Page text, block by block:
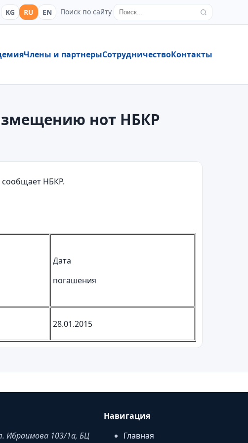
KG RU EN Поиск по сайту
Члены и партнерыСотрудничествоКонтакты
нот НБКР
сообщает НБКР.
Дата
погашения
28.01.2015
Ибраимова 103/1a, БЦ
Навигация
Главная